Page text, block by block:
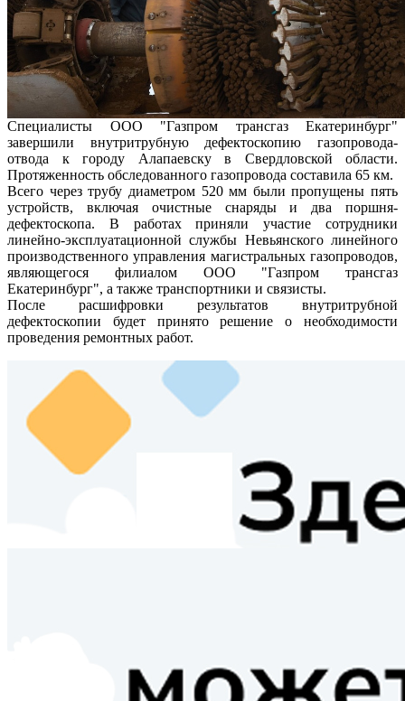
Специалисты ООО "Газпром трансгаз Екатеринбург"
завершили внутритрубную дефектоскопию газопровода-
отвода к городу Алапаевску в Свердловской области.
Протяженность обследованного газопровода составила 65 км.
Всего через трубу диаметром 520 мм были пропущены пять
устройств, включая очистные снаряды и два поршня-
дефектоскопа. В работах приняли участие сотрудники
линейно-эксплуатационной службы Невьянского линейного
производственного управления магистральных газопроводов,
являющегося филиалом ООО "Газпром трансгаз
Екатеринбург", а также транспортники и связисты.
После расшифровки результатов внутритрубной
дефектоскопии будет принято решение о необходимости
проведения ремонтных работ.